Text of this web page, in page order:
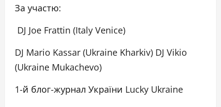
За участю:
DJ Joe Frattin (Italy Venice)
DJ Mario Kassar (Ukraine Kharkiv) DJ Vikio
(Ukraine Mukachevo)
1-й блог-журнал України Lucky Ukraine